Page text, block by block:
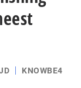
KNOWBE4